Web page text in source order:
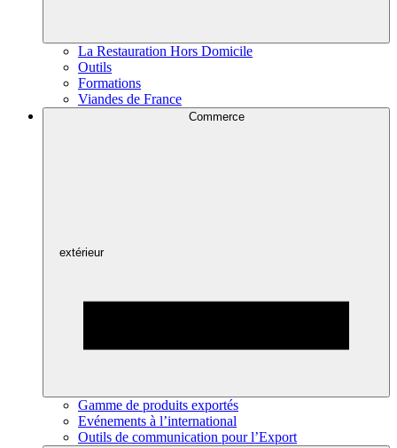
La Restauration Hors Domicile
Outils
Formations
Viandes de France
Commerce
extérieur
Gamme de produits exportés
Evénements à l’international
Outils de communication pour l’Export